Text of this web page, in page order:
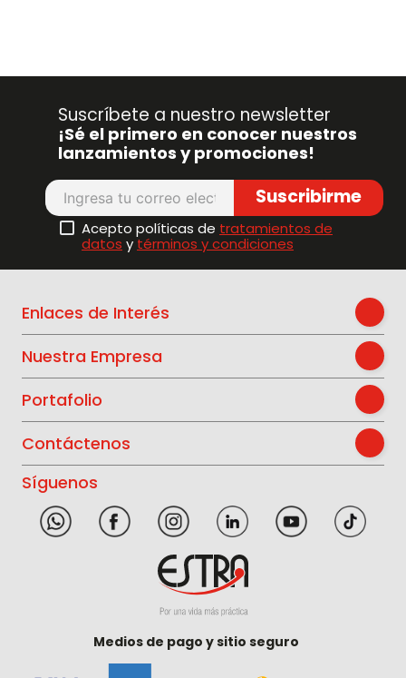
Suscríbete a nuestro newsletter
¡Sé el primero en conocer nuestros
lanzamientos y promociones!
Suscribirme
Acepto políticas de tratamientos de
datos ytérminos y condiciones
Enlaces de Interés
Nuestra Empresa
Portafolio
Contáctenos
Síguenos
Medios de pago y sitio seguro